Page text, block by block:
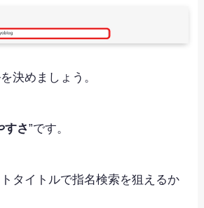
決めましょう。
すさ”です。
タイトルで指名検索を狙えるか